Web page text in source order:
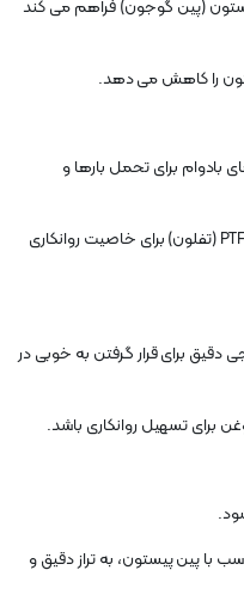
(پین گوجون) فراهم می کند
را کاهش می دهد.
بادوام برای تحمل بارها و
– برخی از آنها ممکن است با موادی مانند PTFE (تفلون) برای خاصیت روانکاری
برای قرار گرفتن به خوبی در
برای تسهیل روانکاری باشد.
با پین پیستون، به تراز دقیق و